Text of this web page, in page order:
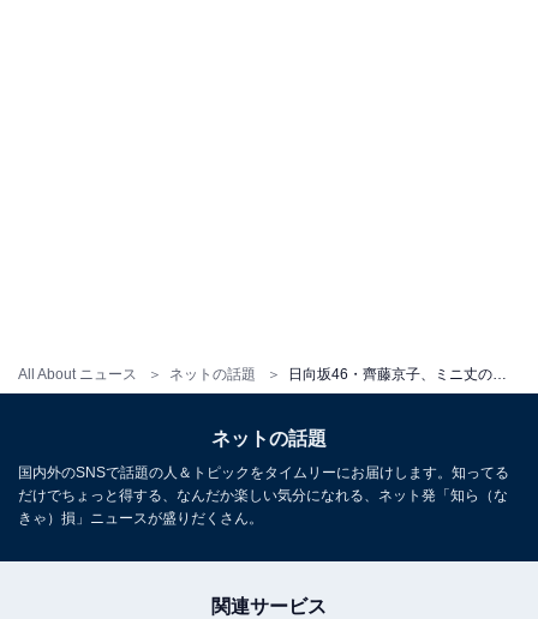
All About ニュース ネットの話題
ネットの話題
国内外のSNSで話題の人＆トピックをタイムリーにお届けします。知ってる
だけでちょっと得する、なんだか楽しい気分になれる、ネット発「知ら（な
きゃ）損」ニュースが盛りだくさん。
関連サービス